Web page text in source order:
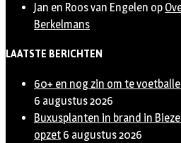
Jan en Roos van Engelen op
Berkelmans
LAATSTE BERICHTEN
60+ en nog zin om te
6 augustus 2026
Buxusplanten in brand in
opzet 6 augustus 2026